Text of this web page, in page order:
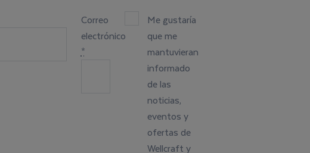
Correo
electrónico
*
Me gustaría
que me
mantuvieran
informado
de las
noticias,
eventos y
ofertas de
Wellcraft y